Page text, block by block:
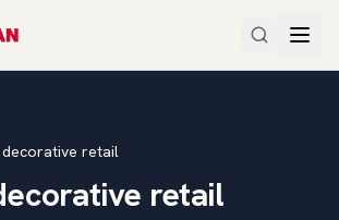
retail
retail